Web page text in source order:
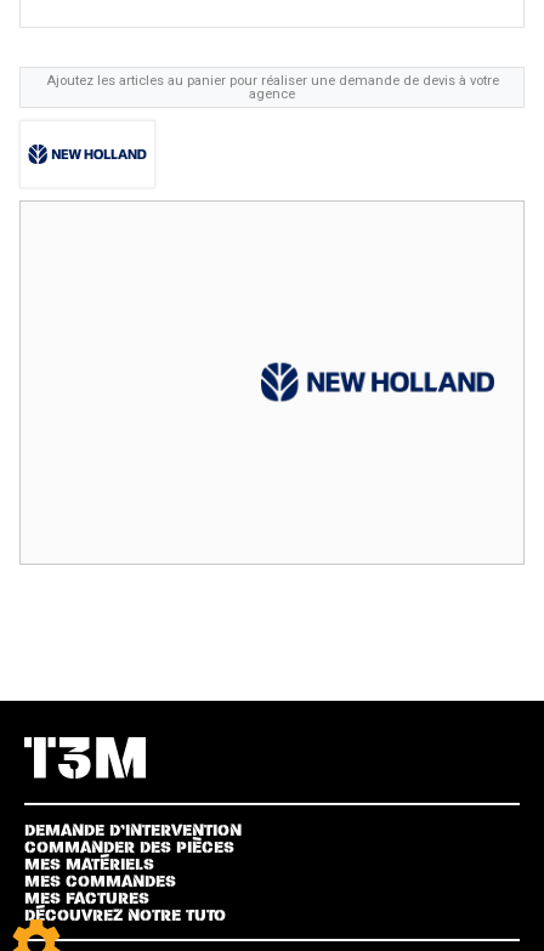
Ajoutez les articles au panier pour réaliser une demande de devis à votre
agence
DEMANDE D’INTERVENTION
COMMANDER DES PIÈCES
MES MATÉRIELS
MES COMMANDES
MES FACTURES
DÉCOUVREZ NOTRE TUTO